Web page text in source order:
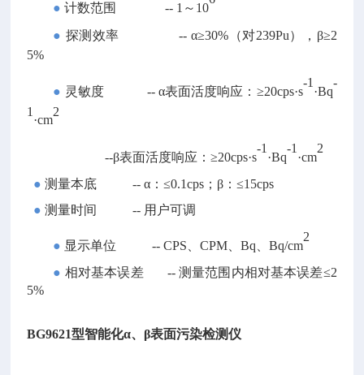
●计数范围 -- 1～10
● 探测效率 -- α≥30%（对239Pu），β≥2
5%
● 灵敏度 -- α表面活度响应：≥20cps·s
-1
·Bq
-
1
·cm
2
--β表面活度响应：≥20cps·s
-1
·Bq
-1
·cm
2
●测量本底 -- α：≤0.1cps；β：≤15cps
●测量时间 -- 用户可调
● 显示单位 -- CPS、CPM、Bq、Bq/cm
2
● 相对基本误差 -- 测量范围内相对基本误差≤2
5%
BG9621型智能化α、β表面污染检测仪